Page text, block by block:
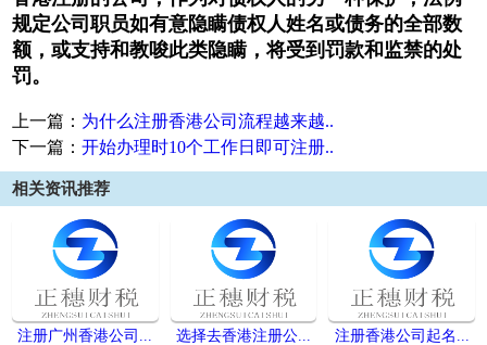
规定公司职员如有意隐瞒债权人姓名或债务的全部数
额，或支持和教唆此类隐瞒，将受到罚款和监禁的处
罚。
上一篇： 为什么注册香港公司流程越来越..
下一篇：开始办理时10个工作日即可注册..
相关资讯推荐
注册广州香港公司... 选择去香港注册公... 注册香港公司起名...